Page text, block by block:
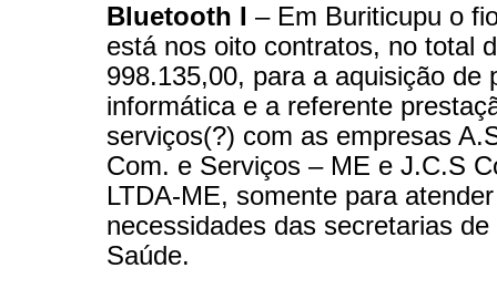
Bluetooth I – Em Buriticupu o
está nos oito contratos, no total
998.135,00, para a aquisição de
informática e a referente
serviços(?) com as empresas
Com. e Serviços – ME e J.C.S
LTDA-ME, somente para
necessidades das secretarias
Saúde.